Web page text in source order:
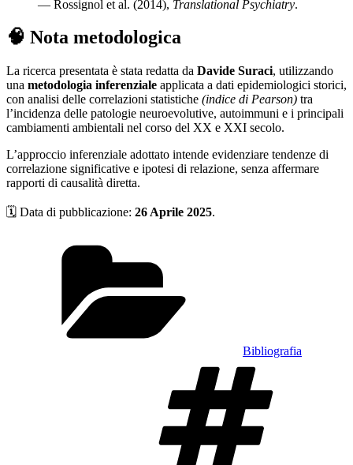
— Rossignol et al. (2014), Translational Psychiatry.
🧠 Nota metodologica
La ricerca presentata è stata redatta da Davide Suraci, utilizzando
una metodologia inferenziale applicata a dati epidemiologici storici,
con analisi delle correlazioni statistiche (indice di Pearson) tra
l’incidenza delle patologie neuroevolutive, autoimmuni e i principali
cambiamenti ambientali nel corso del XX e XXI secolo.
L’approccio inferenziale adottato intende evidenziare tendenze di
correlazione significative e ipotesi di relazione, senza affermare
rapporti di causalità diretta.
🗓️ Data di pubblicazione: 26 Aprile 2025.
Bibliografia